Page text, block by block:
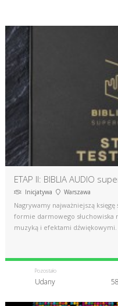
ETAP II: BIBLIA AUDIO
Inicjatywa Warszawa
Nagrywamy najważniejszą
formie darmowego słuchowiska
muzyką i efektami dźwiękowymi.
Pozostało
Udany